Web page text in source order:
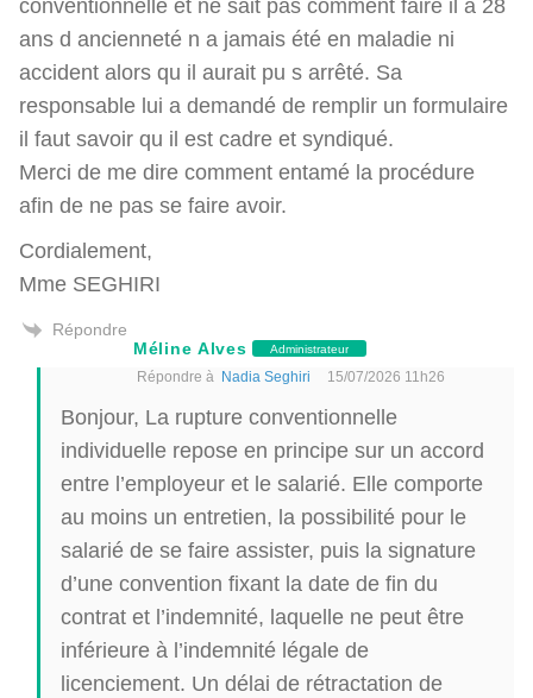
conventionnelle et ne sait pas comment faire il a 28
ans d ancienneté n a jamais été en maladie ni
accident alors qu il aurait pu s arrêté. Sa
responsable lui a demandé de remplir un formulaire
il faut savoir qu il est cadre et syndiqué.
Merci de me dire comment entamé la procédure
afin de ne pas se faire avoir.
Cordialement,
Mme SEGHIRI
Répondre
Méline Alves
Administrateur
Répondre à Nadia Seghiri 15/07/2026 11h26
Bonjour, La rupture conventionnelle
individuelle repose en principe sur un accord
entre l’employeur et le salarié. Elle comporte
au moins un entretien, la possibilité pour le
salarié de se faire assister, puis la signature
d’une convention fixant la date de fin du
contrat et l’indemnité, laquelle ne peut être
inférieure à l’indemnité légale de
licenciement. Un délai de rétractation de